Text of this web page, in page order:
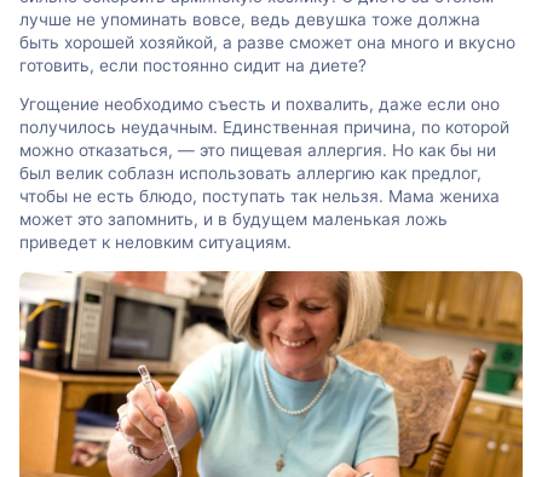
лучше не упоминать вовсе, ведь девушка тоже должна
быть хорошей хозяйкой, а разве сможет она много и вкусно
готовить, если постоянно сидит на диете?
Угощение необходимо съесть и похвалить, даже если оно
получилось неудачным. Единственная причина, по которой
можно отказаться, — это пищевая аллергия. Но как бы ни
был велик соблазн использовать аллергию как предлог,
чтобы не есть блюдо, поступать так нельзя. Мама жениха
может это запомнить, и в будущем маленькая ложь
приведет к неловким ситуациям.